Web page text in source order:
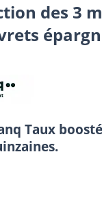
des 3
Taux